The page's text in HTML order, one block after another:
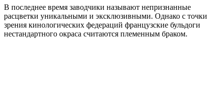
В последнее время заводчики называют непризнанные
расцветки уникальными и эксклюзивными. Однако с точки
зрения кинологических федераций французские бульдоги
нестандартного окраса считаются племенным браком.